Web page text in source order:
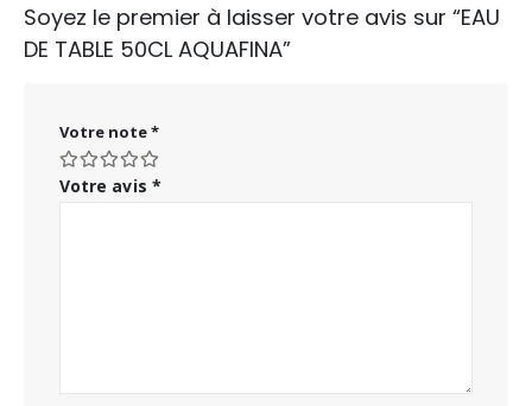
Soyez le premier à laisser votre avis sur “EAU
DE TABLE 50CL AQUAFINA”
Votre note*
Votre avis *